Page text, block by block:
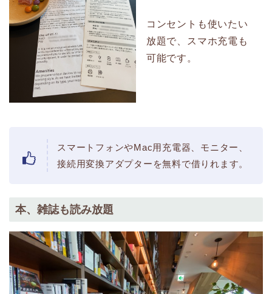
コンセントも使いたい
放題で、スマホ充電も
可能です。
スマートフォンやMac用充電器、モニター、
接続用変換アダプターを無料で借りれます。
本、雑誌も読み放題